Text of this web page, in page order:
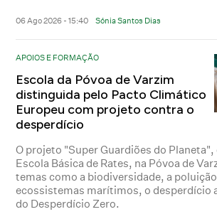
06 Ago 2026 - 15:40 Sónia Santos Dias
APOIOS E FORMAÇÃO
Escola da Póvoa de Varzim
distinguida pelo Pacto Climático
Europeu com projeto contra o
desperdício
O projeto "Super Guardiões do
Escola Básica de Rates, na Póvoa de
temas como a biodiversidade, a
ecossistemas marítimos, o desperdício
do Desperdício Zero.